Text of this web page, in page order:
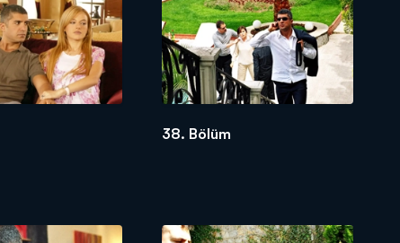
38. Bölüm